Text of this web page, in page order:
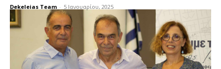
Dekeleias Team - 5 Ιανουαρίου, 2025